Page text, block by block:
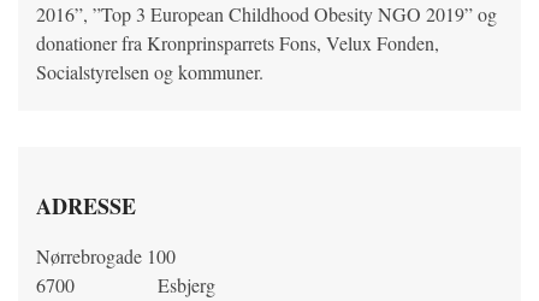
2016”, ”Top 3 European Childhood Obesity NGO 2019” og
donationer fra Kronprinsparrets Fons, Velux Fonden,
Socialstyrelsen og kommuner.
ADRESSE
Nørrebrogade 100
6700
Esbjerg